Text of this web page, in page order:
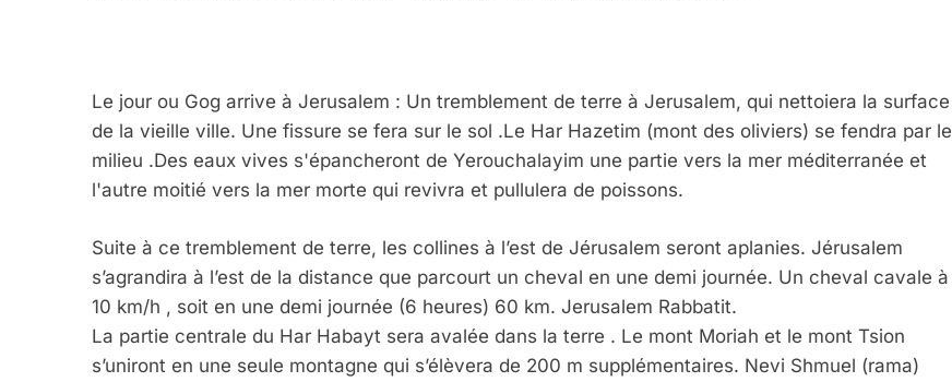
Le jour ou Gog arrive à Jerusalem : Un tremblement de terre à Jerusalem, qui nettoiera la surface
de la vieille ville. Une fissure se fera sur le sol .Le Har Hazetim (mont des oliviers) se fendra par le
milieu .Des eaux vives s'épancheront de Yerouchalayim une partie vers la mer méditerranée et
l'autre moitié vers la mer morte qui revivra et pullulera de poissons.
Suite à ce tremblement de terre, les collines à l’est de Jérusalem seront aplanies. Jérusalem
s’agrandira à l’est de la distance que parcourt un cheval en une demi journée. Un cheval cavale à
10 km/h , soit en une demi journée (6 heures) 60 km. Jerusalem Rabbatit.
La partie centrale du Har Habayt sera avalée dans la terre . Le mont Moriah et le mont Tsion
s’uniront en une seule montagne qui s’élèvera de 200 m supplémentaires. Nevi Shmuel (rama)